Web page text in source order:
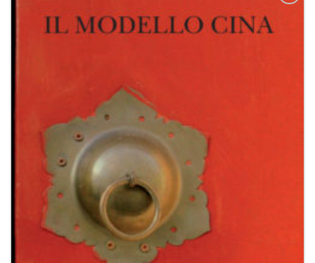
Aggiungi
alla lista
dei